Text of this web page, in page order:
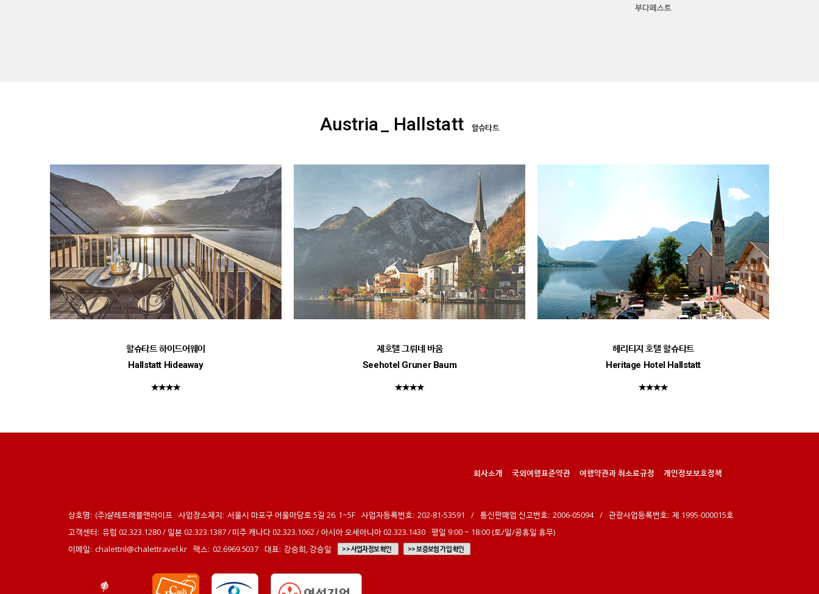
부다페스트
Austria _ Hallstatt 할슈타트
할슈타트 하이드어웨이
Hallstatt Hideaway
★★★★
제호텔 그뤼네 바움
Seehotel Gruner Baum
★★★★
헤리티지 호텔 할슈타트
Heritage Hotel Hallstatt
★★★★
회사소개 국외여행표준약관 여행약관과 취소료규정 개인정보보호정책
상호명: (주)샬레트래블앤라이프 사업장소재지: 서울시 마포구 어울마당로 5길 26. 1~5F 사업자등록번호: 202-81-53591 / 통신판매업 신고번호: 2006-05094 / 관광사업등록번호: 제 1995-000015호
고객센터: 유럽 02.323.1280 / 일본 02.323.1387 / 미주 캐나다 02.323.1062 / 아시아 오세아니아 02.323.1430 평일 9:00 ~ 18:00 (토/일/공휴일 휴무)
이메일: chalettnl@chalettravel.kr 팩스: 02.6969.5037 대표: 강승희, 강승일 >> 사업자정보 확인 >> 보증보험 가입 확인